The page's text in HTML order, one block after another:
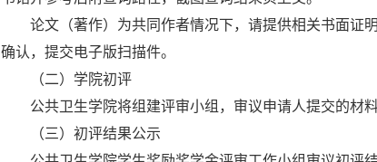
论文（著作）为共同作者情况下，请提供相关书面证
确认，提交电子版扫描件。
（二）学院初评
公共卫生学院将组建评审小组，审议申请人提交的材
（三）初评结果公示